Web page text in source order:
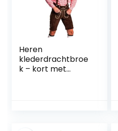
Heren
klederdrachtbroe
k – kort met